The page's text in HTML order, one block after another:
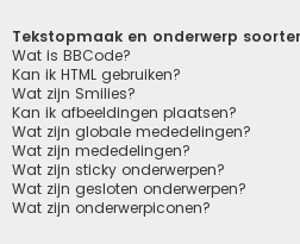
Tekstopmaak en onderwerp
Wat is BBCode?
Kan ik HTML gebruiken?
Wat zijn Smilies?
Kan ik afbeeldingen plaatsen?
Wat zijn globale mededelingen?
Wat zijn mededelingen?
Wat zijn sticky onderwerpen?
Wat zijn gesloten onderwerpen?
Wat zijn onderwerpiconen?